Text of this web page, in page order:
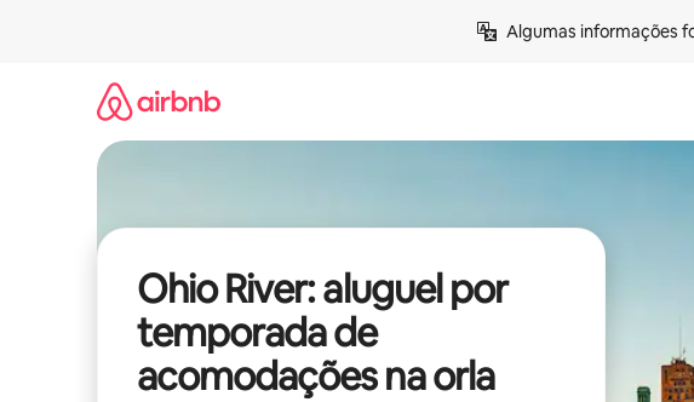
Algumas informações
Ohio River: aluguel por
temporada de
acomodações na orla